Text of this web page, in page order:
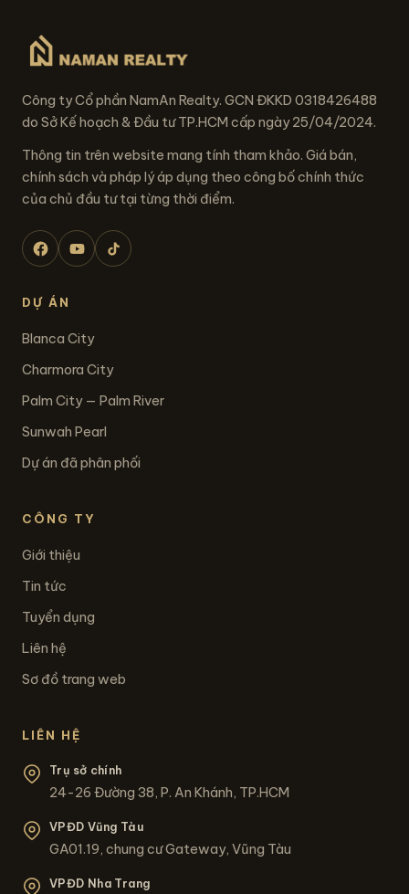
Công ty Cổ phần NamAn Realty. GCN ĐKKD 0318426488
do Sở Kế hoạch & Đầu tư TP.HCM cấp ngày 25/04/2024.
Thông tin trên website mang tính tham khảo. Giá bán,
chính sách và pháp lý áp dụng theo công bố chính thức
của chủ đầu tư tại từng thời điểm.
DỰ ÁN
Blanca City
Charmora City
Palm City — Palm River
Sunwah Pearl
Dự án đã phân phối
CÔNG TY
Giới thiệu
Tin tức
Tuyển dụng
Liên hệ
Sơ đồ trang web
LIÊN HỆ
Trụ sở chính
24-26 Đường 38, P. An Khánh, TP.HCM
VPĐD Vũng Tàu
GA01.19, chung cư Gateway, Vũng Tàu
VPĐD Nha Trang